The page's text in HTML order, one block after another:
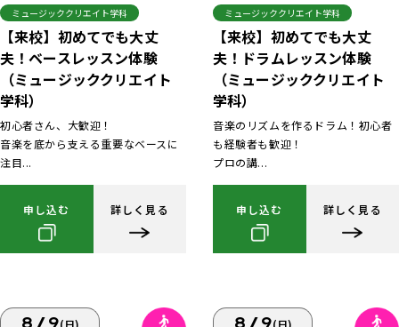
ミュージッククリエイト学科
【来校】初めてでも大丈
夫！ベースレッスン体験
（ミュージッククリエイト
学科）
初心者さん、大歓迎！
音楽を底から支える重要なベースに
注目...
申し込む 詳しく見る
ミュージッククリエイト学科
【来校】初めてでも大丈
夫！ドラムレッスン体験
（ミュージッククリエイト
学科）
音楽のリズムを作るドラム！初心者
も経験者も歓迎！
プロの講...
申し込む 詳しく見る
8/9(日) 8/9(日)